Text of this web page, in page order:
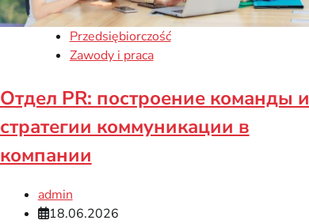
Przedsiębiorczość
Zawody i praca
Отдел PR: построение команды и
стратегии коммуникации в
компании
admin
18.06.2026